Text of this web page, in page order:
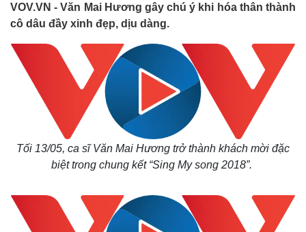
VOV.VN - Văn Mai Hương gây chú ý khi hóa thân thành
cô dâu đầy xinh đẹp, dịu dàng.
Tối 13/05, ca sĩ Văn Mai Hương trở thành khách mời đặc
biệt trong chung kết “Sing My song 2018”.